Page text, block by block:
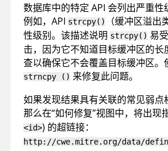
数据库中的特定 API 会列出严重性
例如，API strcpy()
（缓冲区溢出
性级别。该描述说明 strcpy() 易
击，因为它不知道目标缓冲区的
查以确保它不会覆盖目标缓冲区。
strncpy () 来修复此问题。
如果发现结果具有关联的常见弱点
那么在“如何修复”视图中，将出现
<id>) 的超链接：
http://cwe.mitre.org/data/